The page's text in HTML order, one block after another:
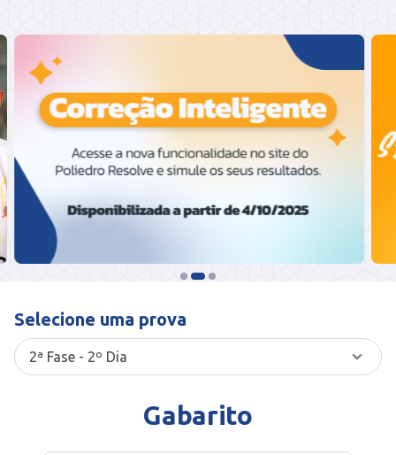
Selecione uma prova
Gabarito